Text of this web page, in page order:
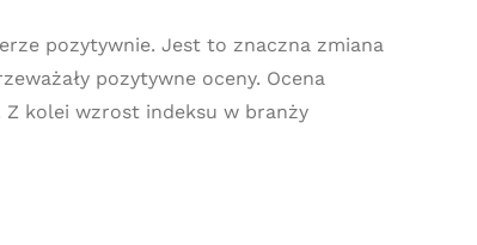
pozytywnie. Jest to znaczna zmiana
pozytywne oceny. Ocena
Z kolei wzrost indeksu w branży